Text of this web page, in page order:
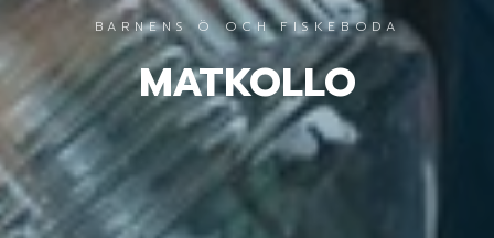
BARNENS Ö OCH FISKEBODA
MATKOLLO